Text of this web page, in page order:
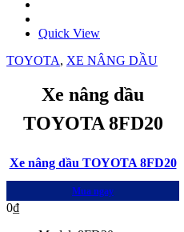
Quick View
TOYOTA, XE NÂNG DẦU
Xe nâng dầu
TOYOTA 8FD20
Xe nâng dầu TOYOTA 8FD20
Mua ngay
0₫